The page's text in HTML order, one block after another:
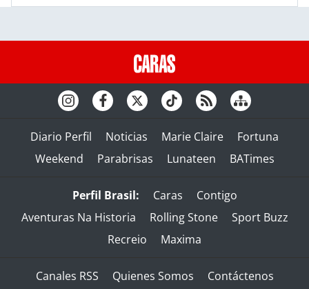
Diario Perfil Noticias Marie Claire
Fortuna
Weekend
Parabrisas Lunateen BATimes
Perfil Brasil: Caras
Contigo
Aventuras Na Historia
Rolling Stone
Sport Buzz
Recreio
Maxima
Canales RSS Quienes Somos Contáctenos